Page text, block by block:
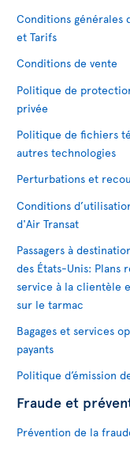
Conditions générales
et Tarifs
Conditions de vente
Politique de
privée
Politique de fichiers
autres technologies
Perturbations et
Conditions
d'Air Transat
Passagers à
des États-Unis: Plans
service à la clientèle
sur le tarmac
Bagages et services
payants
Politique d’émission
Fraude et
Prévention de la